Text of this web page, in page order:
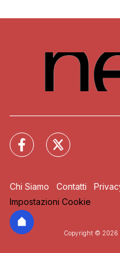
Chi Siamo Contatti
Impostazioni Cookie
Copyright © 2026